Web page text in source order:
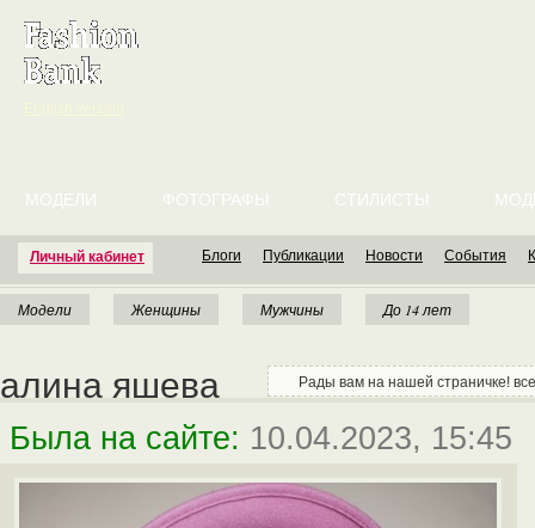
Личный кабинет
МОДЕЛИ ФОТОГРАФЫ СТИЛИСТЫ
Блоги Публикации Новости События
Модели Женщины Мужчины До 14 лет
алина яшева Рады вам на нашей страничке!
Была на сайте: 10.04.2023, 15:45